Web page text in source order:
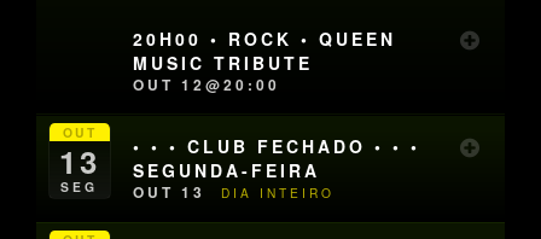
20H00 • ROCK • QUEEN
MUSIC TRIBUTE
OUT 12@20:00
OUT
13
SEG
• • • CLUB FECHADO • • •
SEGUNDA-FEIRA
OUT 13 DIA INTEIRO